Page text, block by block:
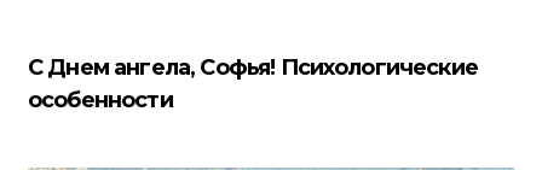
С Днем ангела, Софья! Психологические
особенности